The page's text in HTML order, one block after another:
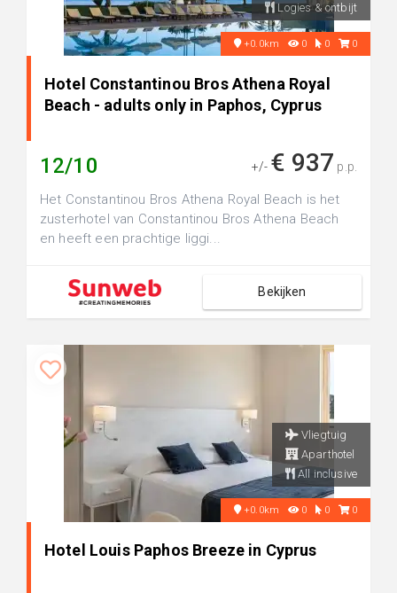
Logies & ontbijt
+0.0km 0 0 0
Hotel Constantinou Bros Athena Royal
Beach - adults only in Paphos, Cyprus
12/10 +/- € 937 p.p.
Het Constantinou Bros Athena Royal Beach is het
zusterhotel van Constantinou Bros Athena Beach
en heeft een prachtige liggi...
Bekijken
Vliegtuig
Aparthotel
All inclusive
+0.0km 0 0 0
Hotel Louis Paphos Breeze in Cyprus